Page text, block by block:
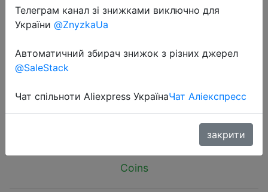
2024-06-04
Reusable Silicone Bust Nipple Cover
Self Adhesive Invisible Lift Tape
Push Up Strapless Bra
$0.76
Coins
Телеграм канал зі знижками виключно для
України @ZnyzkaUa
Автоматичний збирач знижок з різних джерел
@SaleStack
Чат спільноти Aliexpress УкраїнаЧат Аліекспресс
закрити